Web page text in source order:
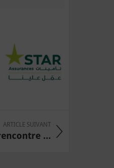
ARTICLE SUIVANT
...